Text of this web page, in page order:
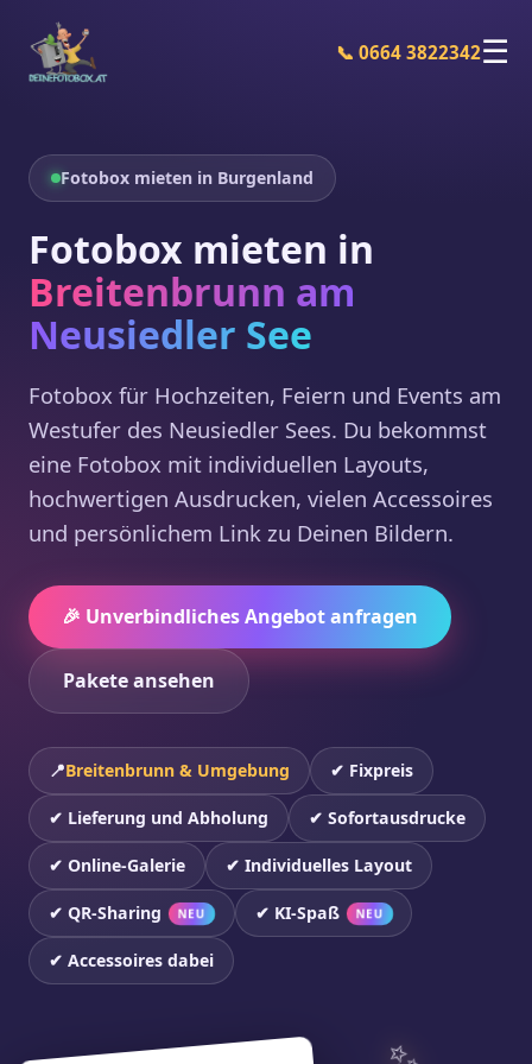
📞 0664 3822342☰
Fotobox mieten in Burgenland
Fotobox mieten in
Breitenbrunn am
Neusiedler See
Fotobox für Hochzeiten, Feiern und Events am
Westufer des Neusiedler Sees. Du bekommst
eine Fotobox mit individuellen Layouts,
hochwertigen Ausdrucken, vielen Accessoires
und persönlichem Link zu Deinen Bildern.
🎉 Unverbindliches Angebot anfragen
Pakete ansehen
📍Breitenbrunn & Umgebung ✔ Fixpreis
✔ Lieferung und Abholung ✔ Sofortausdrucke
✔ Online-Galerie ✔ Individuelles Layout
✔ QR-Sharing NEU ✔ KI-Spaß NEU
✔ Accessoires dabei